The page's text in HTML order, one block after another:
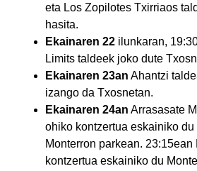
eta Los Zopilotes Txirriaos
hasita.
Ekainaren 22 ilunkaran,
Limits taldeek joko dute
Ekainaren 23an Ahantzi
izango da Txosnetan.
Ekainaren 24an Arrasasate
ohiko kontzertua eskainiko du
Monterron parkean.
kontzertua eskainiko du